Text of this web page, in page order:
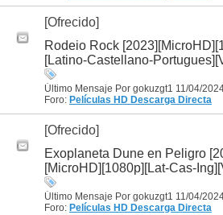
[Ofrecido]
Rodeio Rock
[Latino-Castellano-
Último Mensaje Por gokuzgt1 11/04/
Foro: Películas HD Descarga Directa
[Ofrecido]
Exoplaneta Dune en Peligro
[MicroHD][1080p][Lat-Cas-
Último Mensaje Por gokuzgt1 11/04/
Foro: Películas HD Descarga Directa